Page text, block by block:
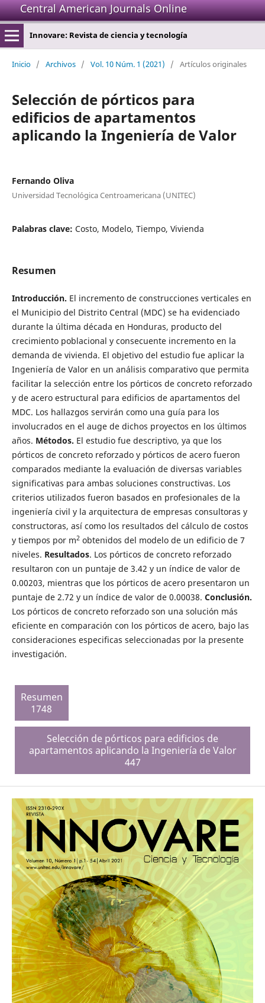
Central American Journals Online
Innovare: Revista de ciencia y tecnología
Inicio / Archivos / Vol. 10 Núm. 1 (2021) / Artículos originales
Selección de pórticos para
edificios de apartamentos
aplicando la Ingeniería de Valor
Fernando Oliva
Universidad Tecnológica Centroamericana (UNITEC)
Palabras clave: Costo, Modelo, Tiempo, Vivienda
Resumen
Introducción. El incremento de construcciones verticales en
el Municipio del Distrito Central (MDC) se ha evidenciado
durante la última década en Honduras, producto del
crecimiento poblacional y consecuente incremento en la
demanda de vivienda. El objetivo del estudio fue aplicar la
Ingeniería de Valor en un análisis comparativo que permita
facilitar la selección entre los pórticos de concreto reforzado
y de acero estructural para edificios de apartamentos del
MDC. Los hallazgos servirán como una guía para los
involucrados en el auge de dichos proyectos en los últimos
años. Métodos. El estudio fue descriptivo, ya que los
pórticos de concreto reforzado y pórticos de acero fueron
comparados mediante la evaluación de diversas variables
significativas para ambas soluciones constructivas. Los
criterios utilizados fueron basados en profesionales de la
ingeniería civil y la arquitectura de empresas consultoras y
constructoras, así como los resultados del cálculo de costos
y tiempos por m2obtenidos del modelo de un edificio de 7
niveles. Resultados. Los pórticos de concreto reforzado
resultaron con un puntaje de 3.42 y un índice de valor de
0.00203, mientras que los pórticos de acero presentaron un
puntaje de 2.72 y un índice de valor de 0.00038. Conclusión.
Los pórticos de concreto reforzado son una solución más
eficiente en comparación con los pórticos de acero, bajo las
consideraciones especificas seleccionadas por la presente
investigación.
Resumen
1748
Selección de pórticos para edificios de
apartamentos aplicando la Ingeniería de Valor
447